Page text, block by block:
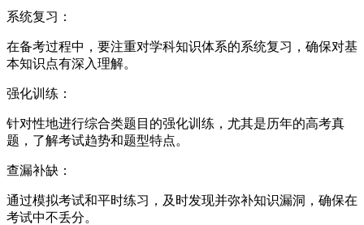
系统复习：
在备考过程中，要注重对学科知识体系的系统复习，确保对基
本知识点有深入理解。
强化训练：
针对性地进行综合类题目的强化训练，尤其是历年的高考真
题，了解考试趋势和题型特点。
查漏补缺：
通过模拟考试和平时练习，及时发现并弥补知识漏洞，确保在
考试中不丢分。